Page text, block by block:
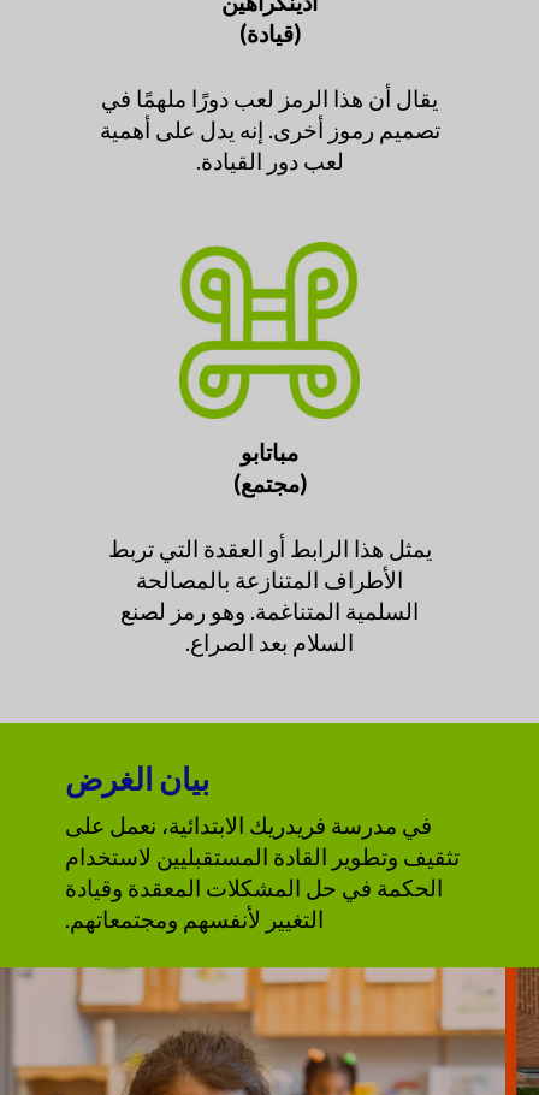
(قيادة)
يقال أن هذا الرمز لعب دورًا ملهمًا في
تصميم رموز أخرى. إنه يدل على أهمية
لعب دور القيادة.
مباتابو
(مجتمع)
يمثل هذا الرابط أو العقدة التي تربط
الأطراف المتنازعة بالمصالحة
السلمية المتناغمة. وهو رمز لصنع
السلام بعد الصراع.
بيان الغرض
في مدرسة فريدريك الابتدائية، نعمل على
تثقيف وتطوير القادة المستقبليين لاستخدام
الحكمة في حل المشكلات المعقدة وقيادة
التغيير لأنفسهم ومجتمعاتهم.